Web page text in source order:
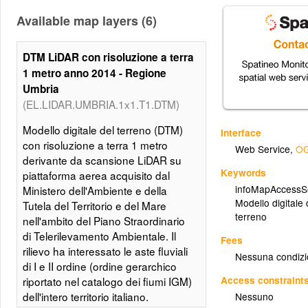
Interface
Web Service,
Keywords
Modello digitale
terreno
Fees
Nessuna
Access
Nessuno
Available map layers (6)
DTM LiDAR con risoluzione a terra
1 metro anno 2014 - Regione
Umbria
(EL.LIDAR.UMBRIA.1x1.T1.DTM)
Modello digitale del terreno (DTM)
con risoluzione a terra 1 metro
derivante da scansione LiDAR su
piattaforma aerea acquisito dal
Ministero dell'Ambiente e della
Tutela del Territorio e del Mare
nell'ambito del Piano Straordinario
di Telerilevamento Ambientale. Il
rilievo ha interessato le aste fluviali
di I e II ordine (ordine gerarchico
riportato nel catalogo dei fiumi IGM)
dell'intero territorio italiano.